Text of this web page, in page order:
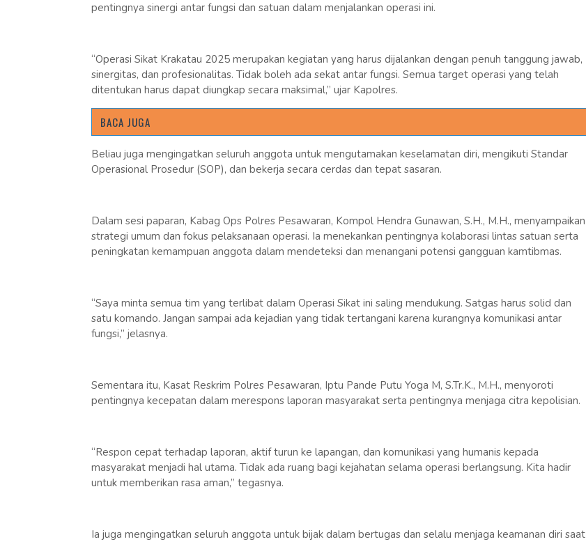
pentingnya sinergi antar fungsi dan satuan dalam menjalankan operasi ini.
“Operasi Sikat Krakatau 2025 merupakan kegiatan yang harus dijalankan dengan penuh tanggung jawab,
sinergitas, dan profesionalitas. Tidak boleh ada sekat antar fungsi. Semua target operasi yang telah
ditentukan harus dapat diungkap secara maksimal,” ujar Kapolres.
BACA JUGA
Beliau juga mengingatkan seluruh anggota untuk mengutamakan keselamatan diri, mengikuti Standar
Operasional Prosedur (SOP), dan bekerja secara cerdas dan tepat sasaran.
Dalam sesi paparan, Kabag Ops Polres Pesawaran, Kompol Hendra Gunawan, S.H., M.H., menyampaikan
strategi umum dan fokus pelaksanaan operasi. Ia menekankan pentingnya kolaborasi lintas satuan serta
peningkatan kemampuan anggota dalam mendeteksi dan menangani potensi gangguan kamtibmas.
“Saya minta semua tim yang terlibat dalam Operasi Sikat ini saling mendukung. Satgas harus solid dan
satu komando. Jangan sampai ada kejadian yang tidak tertangani karena kurangnya komunikasi antar
fungsi,” jelasnya.
Sementara itu, Kasat Reskrim Polres Pesawaran, Iptu Pande Putu Yoga M, S.Tr.K., M.H., menyoroti
pentingnya kecepatan dalam merespons laporan masyarakat serta pentingnya menjaga citra kepolisian.
“Respon cepat terhadap laporan, aktif turun ke lapangan, dan komunikasi yang humanis kepada
masyarakat menjadi hal utama. Tidak ada ruang bagi kejahatan selama operasi berlangsung. Kita hadir
untuk memberikan rasa aman,” tegasnya.
Ia juga mengingatkan seluruh anggota untuk bijak dalam bertugas dan selalu menjaga keamanan diri saat